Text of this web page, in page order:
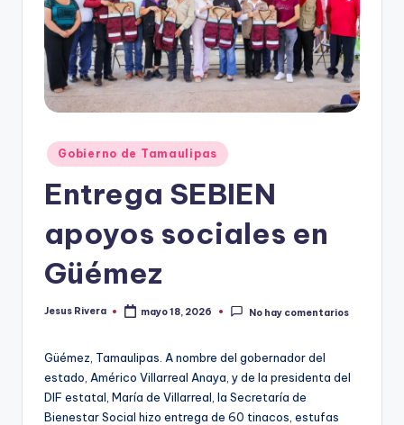
Publicado
en
Gobierno de Tamaulipas
Entrega SEBIEN
apoyos sociales en
Güémez
Publicado
Jesus Rivera mayo 18, 2026 No hay comentarios
Güémez, Tamaulipas. A nombre del gobernador del
estado, Américo Villarreal Anaya, y de la presidenta del
DIF estatal, María de Villarreal, la Secretaría de
Bienestar Social hizo entrega de 60 tinacos, estufas